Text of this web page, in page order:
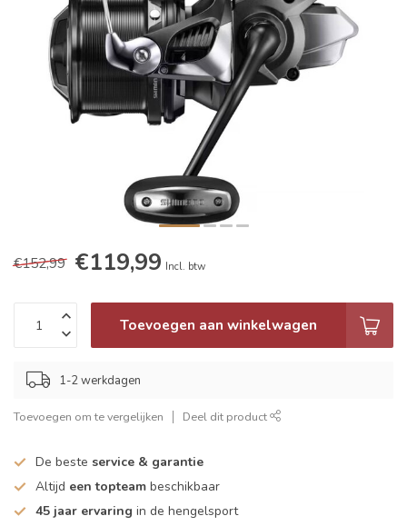
€152,99 €119,99 Incl. btw
Toevoegen aan winkelwagen
1-2 werkdagen
Toevoegen om te vergelijken Deel dit product
De beste service & garantie
Altijd een topteam beschikbaar
45 jaar ervaring in de hengelsport